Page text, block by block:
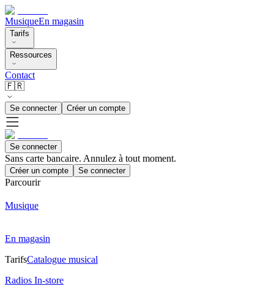
MusiqueEn magasin
Tarifs
Ressources
Contact
🇫🇷
Se connecter Créer un compte
Se connecter
Sans carte bancaire. Annulez à tout moment.
Créer un compte Se connecter
Parcourir
Musique
En magasin
TarifsCatalogue musical
Radios In-store